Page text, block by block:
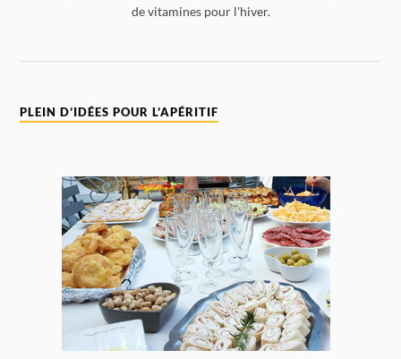
de vitamines pour l'hiver.
PLEIN D’IDÉES POUR L’APÉRITIF